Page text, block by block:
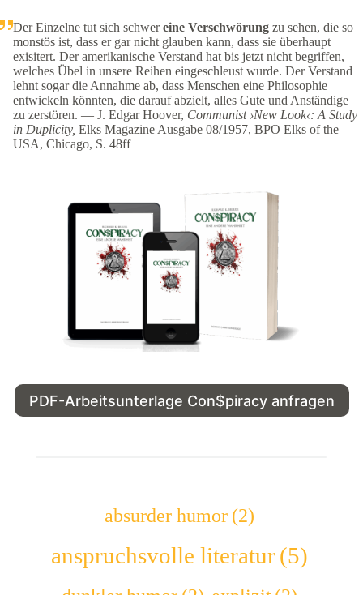
Der Einzelne tut sich schwereine Verschwörung zu sehen, die so
monstös ist, dass er gar nicht glauben kann, dass sie überhaupt
exisitert. Der amerikanische Verstand hat bis jetzt nicht begriffen,
welches Übel in unsere Reihen eingeschleust wurde. Der Verstand
lehnt sogar die Annahme ab, dass Menschen eine Philosophie
entwickeln könnten, die darauf abzielt, alles Gute und Anständige
zu zerstören. — J. Edgar Hoover, Communist ›New Look‹: A Study
in Duplicity, Elks Magazine Ausgabe 08/1957, BPO Elks of the
USA, Chicago, S. 48ff
PDF-Arbeitsunterlage Con$piracy anfragen
absurder humor (2)
anspruchsvolle literatur (5)